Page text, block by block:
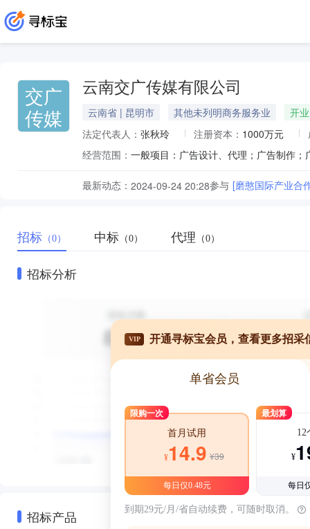
交广
传媒
云南交广传媒有限公司
云南省 | 昆明市 其他未列明商务服务业
开业
法定代表人： 张秋玲 注册资本： 1000万元
经营范围：
最新动态： 2024-09-24 20:28参与 [磨憨国际产业合
招标 （0） 中标 （0） 代理 （0）
招标分析
招标产品
VIP 开通寻标宝会员，查看更多招采
单省会员
限购一次
首月试用
¥14.9 ¥39
每日仅0.48元
最划算
12
¥
每日
到期29元/月/省自动续费，可随时取消。